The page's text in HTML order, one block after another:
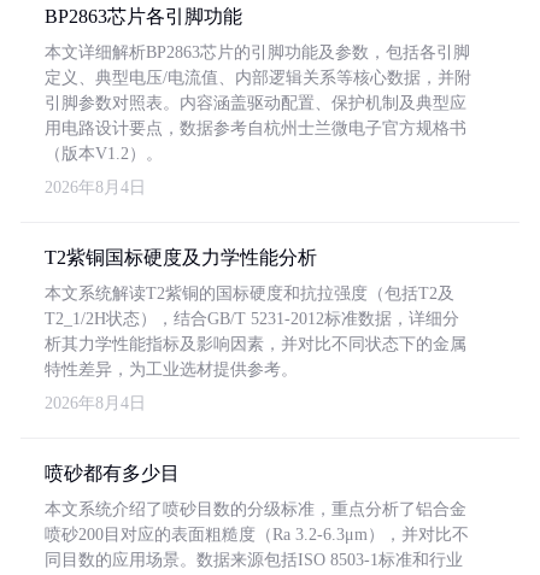
BP2863芯片各引脚功能
本文详细解析BP2863芯片的引脚功能及参数，包括各引脚
定义、典型电压/电流值、内部逻辑关系等核心数据，并附
引脚参数对照表。内容涵盖驱动配置、保护机制及典型应
用电路设计要点，数据参考自杭州士兰微电子官方规格书
（版本V1.2）。
2026年8月4日
T2紫铜国标硬度及力学性能分析
本文系统解读T2紫铜的国标硬度和抗拉强度（包括T2及
T2_1/2H状态），结合GB/T 5231-2012标准数据，详细分
析其力学性能指标及影响因素，并对比不同状态下的金属
特性差异，为工业选材提供参考。
2026年8月4日
喷砂都有多少目
本文系统介绍了喷砂目数的分级标准，重点分析了铝合金
喷砂200目对应的表面粗糙度（Ra 3.2-6.3μm），并对比不
同目数的应用场景。数据来源包括ISO 8503-1标准和行业